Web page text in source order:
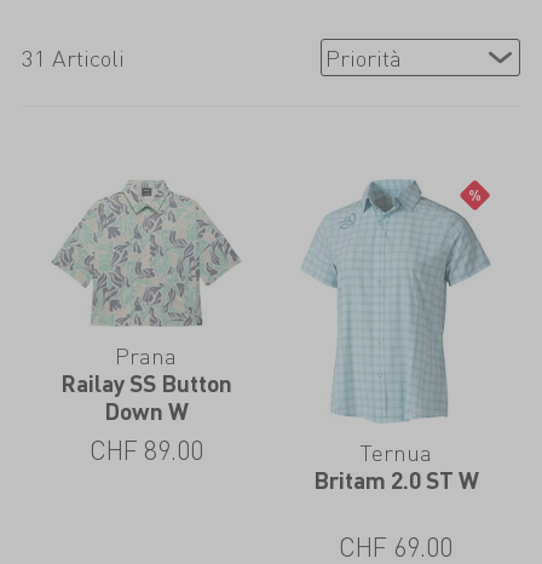
31 Articoli
Prana
Railay SS Button
Down W
CHF 89.00 Ternua
Britam 2.0 ST W
CHF 69.00